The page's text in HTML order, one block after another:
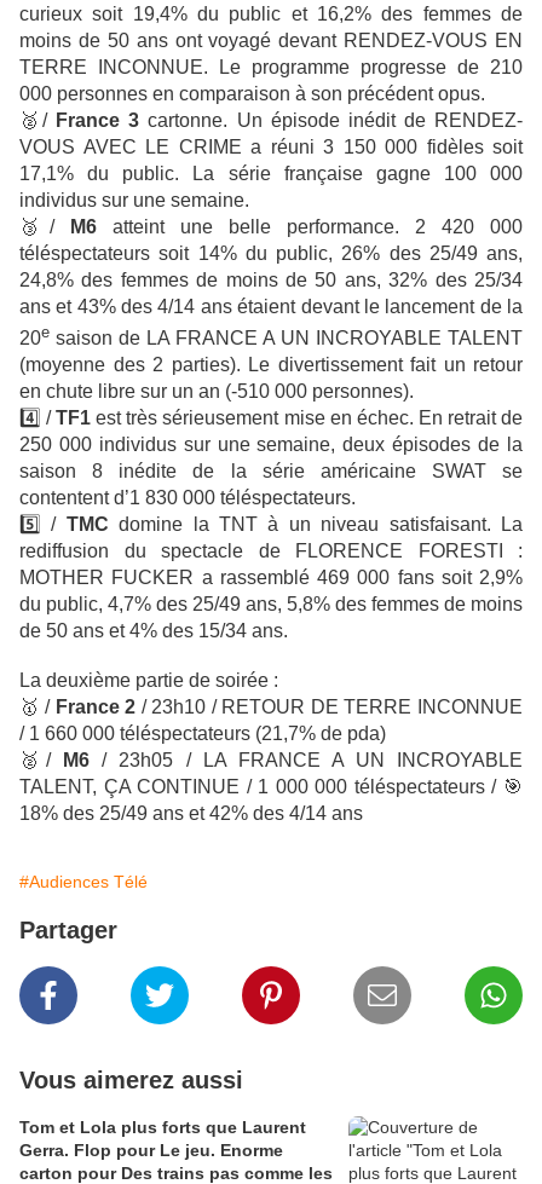
curieux soit 19,4% du public et 16,2% des femmes de
moins de 50 ans ont voyagé devant RENDEZ-VOUS EN
TERRE INCONNUE. Le programme progresse de 210
000 personnes en comparaison à son précédent opus.
🥈/ France 3cartonne. Un épisode inédit de RENDEZ-
VOUS AVEC LE CRIME a réuni 3 150 000 fidèles soit
17,1% du public. La série française gagne 100 000
individus sur une semaine.
🥉 / M6 atteint une belle performance. 2 420 000
téléspectateurs soit 14% du public, 26% des 25/49 ans,
24,8% des femmes de moins de 50 ans, 32% des 25/34
ans et 43% des 4/14 ans étaient devant le lancement de la
20e saison de LA FRANCE A UN INCROYABLE TALENT
(moyenne des 2 parties). Le divertissement fait un retour
en chute libre sur un an (-510 000 personnes).
4️⃣ /TF1est très sérieusement mise en échec. En retrait de
250 000 individus sur une semaine, deux épisodes de la
saison 8 inédite de la série américaine SWAT se
contentent d’1 830 000 téléspectateurs.
5️⃣ / TMCdomine la TNT à un niveau satisfaisant. La
rediffusion du spectacle de FLORENCE FORESTI :
MOTHER FUCKER a rassemblé 469 000 fans soit 2,9%
du public, 4,7% des 25/49 ans, 5,8% des femmes de moins
de 50 ans et 4% des 15/34 ans.
La deuxième partie de soirée :
🥇 / France 2 / 23h10 / RETOUR DE TERRE INCONNUE
/ 1 660 000 téléspectateurs (21,7% de pda)
🥈/ M6/ 23h05 / LA FRANCE A UN INCROYABLE
TALENT, ÇA CONTINUE / 1 000 000 téléspectateurs / 🎯
18% des 25/49 ans et 42% des 4/14 ans
#Audiences Télé
Partager
Vous aimerez aussi
Tom et Lola plus forts que Laurent
Gerra. Flop pour Le jeu. Enorme
carton pour Des trains pas comme les